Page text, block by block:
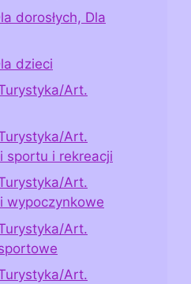
dorosłych, Dla
dzieci
Art.
Art.
sportu i rekreacji
Art.
wypoczynkowe
Art.
Art.